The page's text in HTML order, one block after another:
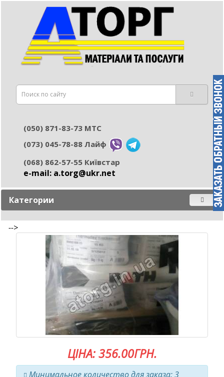
(050) 871-83-73 МТС
(073) 045-78-88 Лайф
(068) 862-57-55 Київстар
e-mail: а.torg@ukr.net
Категории
-->
ЦІНА: 356.00ГРН.
Минимальное количество для заказа: 3